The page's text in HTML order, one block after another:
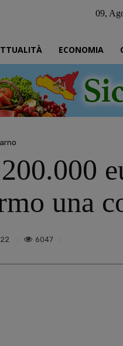
09,
ECONOMIA
una
6047